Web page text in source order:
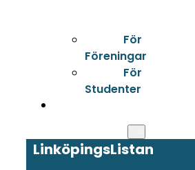
För
Föreningar
För
Studenter
LinköpingsListan